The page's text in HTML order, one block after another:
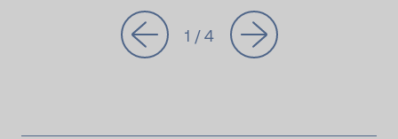
1 / 4